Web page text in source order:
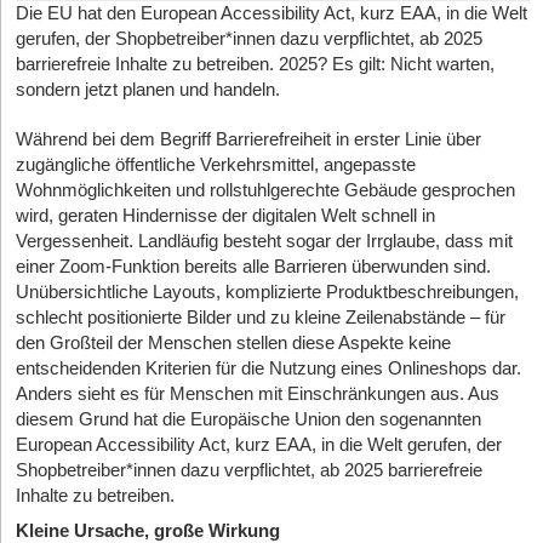
Düsseldorfer Spin-off den Tech-Giganten die Stirn
bietet
06.08.2026| Verträge
Exit statt langfristiger Investitionen: Was Gründer
wirklich absichern sollten
04.08.206| Unternehmer-Typen
„Reichweite ist nicht Wachstum“: Warum Ex-
Zalando-Managerin Dr. Saskia Appelhoff heute auf
Community-Building setzt
Minijob“, erklärt Karstädt. Dafür bieten sie aber ihren
Beschäftigten im Übergangsbereich umfassenden Schutz bei
Krankheit, Pflegebedürftigkeit oder Arbeitslosigkeit. „Das
Festhalten am Minijob als besonders einfache Lösung lohnt sich
Restrukturierungsmaßnahmen umzusetzen. In dieser Phase
steht nicht nur die kurzfristige Sicherung der Liquidität im
Vordergrund, sondern auch die strategische Neuausrichtung des
Unternehmens. Zudem schafft der Schutzschirm eine
Langjährige Partner*innen schätzen es eher, wenn die
Gründer*innen aktiv an einer Lösung arbeiten, statt passiv auf
eine Regelinsolvenz zuzusteuern. Damit stärken sie das
Vertrauen und erleichtern Verhandlungen über Stundungen,
Forderungsschnitte oder andere Maßnahmen, die für den
Sanierungsprozess notwendig sind.
Individuell statt standardisiert
Die Insolvenz in Eigenverwaltung erlaubt es Gründer*innen,
maßgeschneiderte Lösungen zu entwickeln und diese auf ihre
spezifischen Unternehmensbedürfnisse zuzuschneiden. Im
Gegensatz zur klassischen Insolvenz, bei der standardisierte
Prozesse oft wenig Raum für individuelle Anpassungen lassen,
eröffnen Schutzschirmverfahren und Eigenverwaltung die
Möglichkeit, flexibel auf die Anforderungen des Markts und die
internen Gegebenheiten zu reagieren. Zu den typischen
juristischen Fachpersonen lassen sich Verträge entwickeln, die
Interessen aller Beteiligten klar definieren. Dabei lohnt es sich,
den aktuellen Status quo abzubilden und zukünftige
Entwicklungen wie Kapitalerhöhungen oder den Einstieg neuer
Regelungen sorgen im Eifer des Geschäftsalltags sonst für
Unsicherheit.
Gerichtsprozesse und mögliche Stolpersteine
Kein junges Unternehmen plant, direkt vor Gericht zu landen.
Dennoch entsteht gerade bei innovativen Geschäftsmodellen ein
erhöhtes Konfliktpotenzial, beispielsweise durch Patentrechte,
Markenstreitigkeiten oder Datenschutzvorwürfe. Ein
Gerichtsverfahren bindet finanzielle Mittel und Kapazitäten des
gesamten Teams. Somit empfiehlt sich eine klare Strategie für
den Fall rechtlicher Auseinandersetzungen.
In diesem Kontext spielen Rechtsmittel wie Berufung oder
Beschwerde eine Rolle, wenn ein Urteil nicht akzeptiert wird.
Ergänzend besteht in seltenen Fällen die Möglichkeit zur
Wiederaufnahme des Verfahrens, etwa bei neu aufgetauchten
Die EU hat den European Accessibility Act, kurz EAA, in die Welt
gerufen, der Shopbetreiber*innen dazu verpflichtet, ab 2025
barrierefreie Inhalte zu betreiben. 2025? Es gilt: Nicht warten,
sondern jetzt planen und handeln.
Während bei dem Begriff Barrierefreiheit in erster Linie über
zugängliche öffentliche Verkehrsmittel, angepasste
Wohnmöglichkeiten und rollstuhlgerechte Gebäude gesprochen
wird, geraten Hindernisse der digitalen Welt schnell in
Vergessenheit. Landläufig besteht sogar der Irrglaube, dass mit
einer Zoom-Funktion bereits alle Barrieren überwunden sind.
Unübersichtliche Layouts, komplizierte Produktbeschreibungen,
schlecht positionierte Bilder und zu kleine Zeilenabstände – für
den Großteil der Menschen stellen diese Aspekte keine
entscheidenden Kriterien für die Nutzung eines Onlineshops dar.
Anders sieht es für Menschen mit Einschränkungen aus. Aus
diesem Grund hat die Europäische Union den sogenannten
European Accessibility Act, kurz EAA, in die Welt gerufen, der
Shopbetreiber*innen dazu verpflichtet, ab 2025 barrierefreie
Inhalte zu betreiben.
Kleine Ursache, große Wirkung